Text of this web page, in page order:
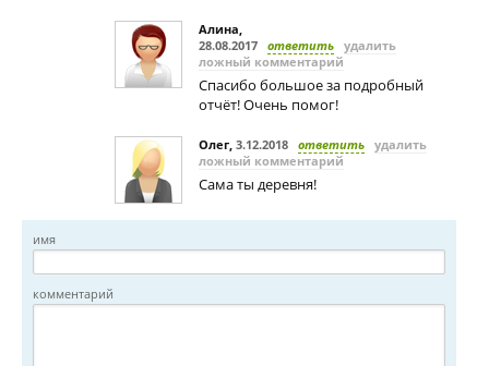
Алина,
28.08.2017 ответить удалить
ложный комментарий
Спасибо большое за подробный
отчёт! Очень помог!
Олег, 3.12.2018 ответить удалить
ложный комментарий
Сама ты деревня!
имя
комментарий